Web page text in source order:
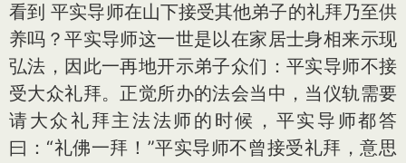
看到 平实导师在山下接受其他弟子的礼拜乃至供
养吗？平实导师这一世是以在家居士身相来示现
弘法，因此一再地开示弟子众们：平实导师不接
受大众礼拜。正觉所办的法会当中，当仪轨需要
请大众礼拜主法法师的时候，平实导师都答
曰：“礼佛一拜！”平实导师不曾接受礼拜，意思